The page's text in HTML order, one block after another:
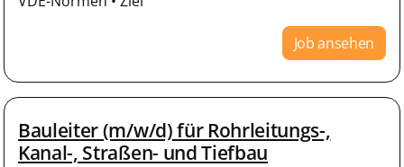
Job ansehen
Bauleiter (m/w/d) für Rohrleitungs-,
Kanal-, Straßen- und Tiefbau